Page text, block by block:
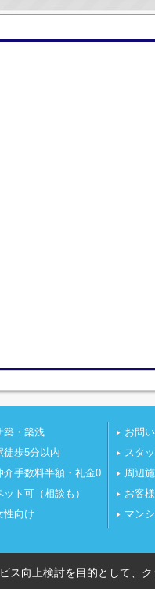
築・築浅
徒歩5分以内
介手数料半額・礼金0
ット可（相談も）
性向け
お問
スタ
周辺
お客
マン
ス向上検討を目的として、